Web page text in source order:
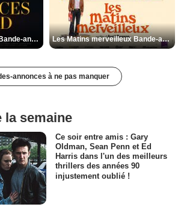
Les Silences de Riyad Bande-annonce VO STFR Les Matins merveilleux Bande-annonce VF
annonces à ne pas manquer
la semaine
Ce soir entre amis : Gary
Oldman, Sean Penn et Ed
Harris dans l'un des meilleurs
thrillers des années 90
injustement oublié !